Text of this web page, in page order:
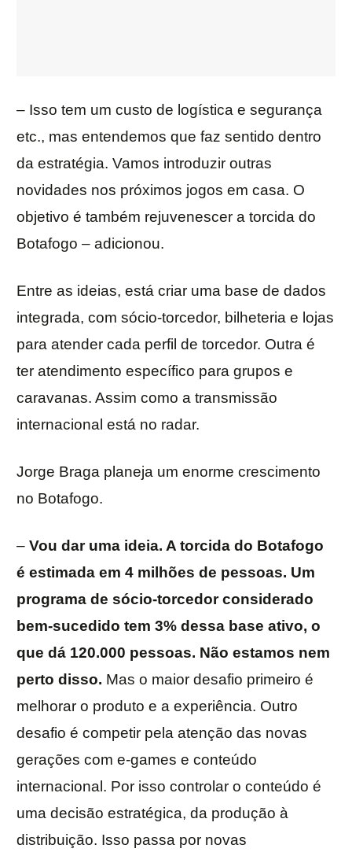
– Isso tem um custo de logística e segurança
etc., mas entendemos que faz sentido dentro
da estratégia. Vamos introduzir outras
novidades nos próximos jogos em casa. O
objetivo é também rejuvenescer a torcida do
Botafogo – adicionou.
Entre as ideias, está criar uma base de dados
integrada, com sócio-torcedor, bilheteria e lojas
para atender cada perfil de torcedor. Outra é
ter atendimento específico para grupos e
caravanas. Assim como a transmissão
internacional está no radar.
Jorge Braga planeja um enorme crescimento
no Botafogo.
– Vou dar uma ideia. A torcida do Botafogo
é estimada em 4 milhões de pessoas. Um
programa de sócio-torcedor considerado
bem-sucedido tem 3% dessa base ativo, o
que dá 120.000 pessoas. Não estamos nem
perto disso. Mas o maior desafio primeiro é
melhorar o produto e a experiência. Outro
desafio é competir pela atenção das novas
gerações com e-games e conteúdo
internacional. Por isso controlar o conteúdo é
uma decisão estratégica, da produção à
distribuição. Isso passa por novas